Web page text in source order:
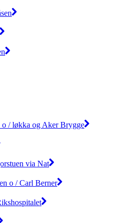
o / løkka og Aker Brygge
via Nat
o / Carl Berner